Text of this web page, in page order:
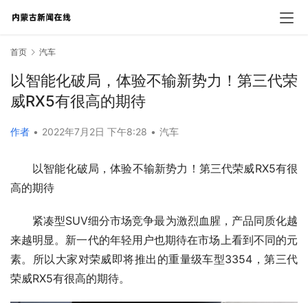
首页 汽车
以智能化破局，体验不输新势力！第三代荣
威RX5有很高的期待
作者 • 2022年7月2日 下午8:28 • 汽车
以智能化破局，体验不输新势力！第三代荣威RX5有很
高的期待
紧凑型SUV细分市场竞争最为激烈血腥，产品同质化越
来越明显。新一代的年轻用户也期待在市场上看到不同的元
素。所以大家对荣威即将推出的重量级车型3354，第三代
荣威RX5有很高的期待。